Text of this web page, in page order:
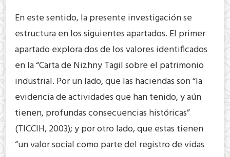
En este sentido, la presente investigación se
estructura en los siguientes apartados. El primer
apartado explora dos de los valores identificados
en la “Carta de Nizhny Tagil sobre el patrimonio
industrial. Por un lado, que las haciendas son “la
evidencia de actividades que han tenido, y aún
tienen, profundas consecuencias históricas”
(TICCIH, 2003); y por otro lado, que estas tienen
“un valor social como parte del registro de vidas